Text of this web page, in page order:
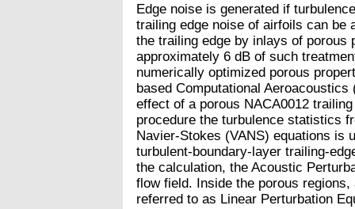
Edge noise is generated if
trailing edge noise of airfoils can be
the trailing edge by inlays of porous
approximately 6 dB of such
numerically optimized porous
based Computational
effect of a porous NACA0012
procedure the turbulence statistics
Navier-Stokes (VANS) equations is
turbulent-boundary-layer trailing-
the calculation, the Acoustic
flow field. Inside the porous
referred to as Linear Perturbation